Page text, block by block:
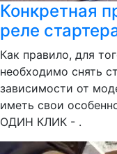
Конкретная
реле
Как правило, для
необходимо снять
зависимости от
иметь свои
ОДИН КЛИК - .